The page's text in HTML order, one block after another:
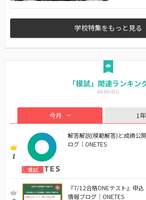
学校特集をもっと見る
「模試」関連ランキン
今月 1
1
模試
解答解説(模範解答)と成績公
ログ｜ONETES
『7/12合格ONEテスト』申
情報ブログ｜ONETES